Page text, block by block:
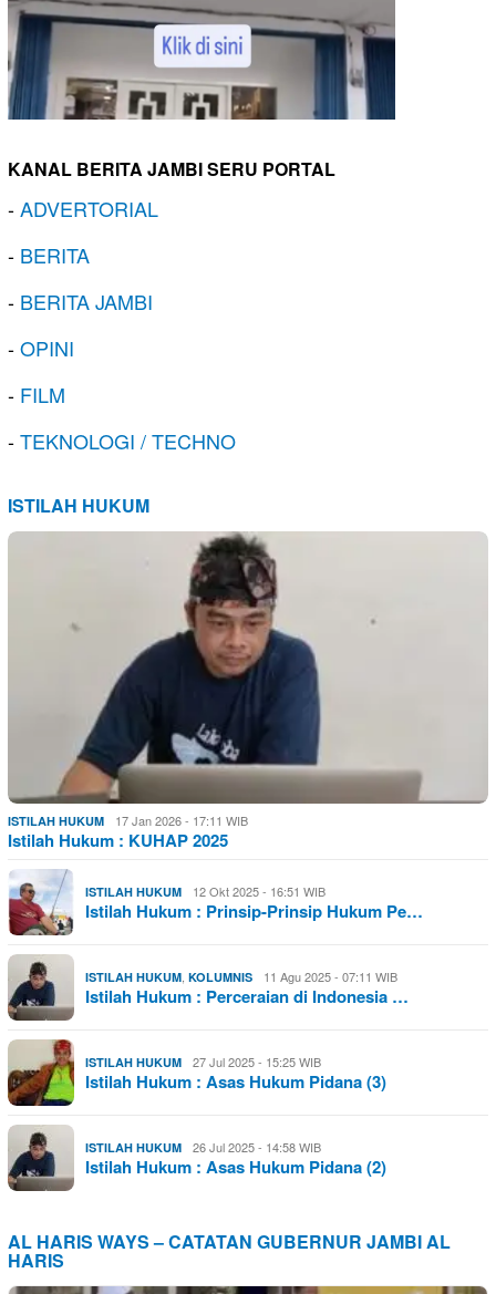
KANAL BERITA JAMBI SERU PORTAL
-ADVERTORIAL
- BERITA
- BERITA JAMBI
-OPINI
- FILM
-TEKNOLOGI / TECHNO
ISTILAH HUKUM
ISTILAH HUKUM 17 Jan 2026 - 17:11 WIB
Istilah Hukum : KUHAP 2025
ISTILAH HUKUM 12 Okt 2025 - 16:51 WIB
Istilah Hukum : Prinsip-Prinsip Hukum Pe…
ISTILAH HUKUM KOLUMNIS 11 Agu 2025 - 07:11 WIB
Istilah Hukum : Perceraian di Indonesia …
ISTILAH HUKUM 27 Jul 2025 - 15:25 WIB
Istilah Hukum : Asas Hukum Pidana (3)
ISTILAH HUKUM 26 Jul 2025 - 14:58 WIB
Istilah Hukum : Asas Hukum Pidana (2)
AL HARIS WAYS – CATATAN GUBERNUR JAMBI AL
HARIS